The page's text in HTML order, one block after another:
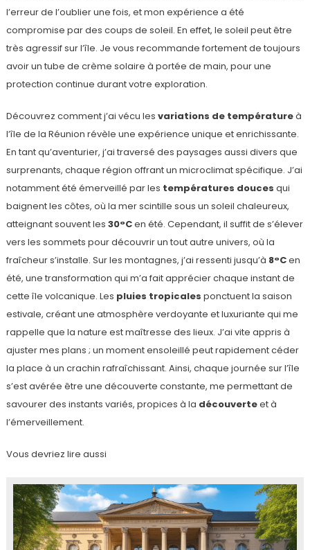
l’erreur de l’oublier une fois, et mon expérience a été
compromise par des coups de soleil. En effet, le soleil peut être
très agressif sur l’île. Je vous recommande fortement de toujours
avoir un tube de crème solaire à portée de main, pour une
protection continue durant votre exploration.
Découvrez comment j’ai vécu les variations de températureà
l’île de la Réunion révèle une expérience unique et enrichissante.
En tant qu’aventurier, j’ai traversé des paysages aussi divers que
surprenants, chaque région offrant un microclimat spécifique. J’ai
notamment été émerveillé par les températures douces qui
baignent les côtes, où la mer scintille sous un soleil chaleureux,
atteignant souvent les 30°Cen été. Cependant, il suffit de s’élever
vers les sommets pour découvrir un tout autre univers, où la
fraîcheur s’installe. Sur les montagnes, j’ai ressenti jusqu’à 8°Cen
été, une transformation qui m’a fait apprécier chaque instant de
cette île volcanique. Les pluies tropicales ponctuent la saison
estivale, créant une atmosphère verdoyante et luxuriante qui me
rappelle que la nature est maîtresse des lieux. J’ai vite appris à
ajuster mes plans ; un moment ensoleillé peut rapidement céder
la place à un crachin rafraîchissant. Ainsi, chaque journée sur l’île
s’est avérée être une découverte constante, me permettant de
savourer des instants variés, propices à la découverteet à
l’émerveillement.
Vous devriez lire aussi